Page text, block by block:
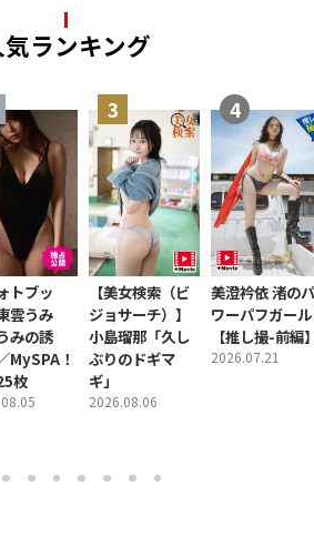
気ランキング
トブッ
雲うみ
みの誘
MySPA！
枚
【美女検索（ビ
ジョサーチ）】
小島瑠那「久し
ぶりのドギマ
ギ」
2026.08.06
美澄衿依 渚のパ
ワーパフガール
【推し撮-前編
2026.07.21